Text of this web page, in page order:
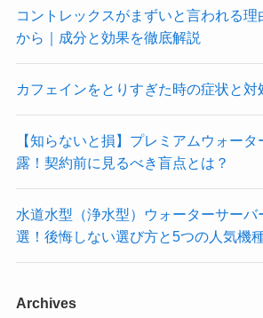
コントレックスがまずいと言われる
から｜成分と効果を徹底解説
カフェインをとりすぎた時の症状と対
【知らないと損】プレミアムウォー
露！契約前に見るべき盲点とは？
水道水型（浄水型）ウォーターサーバ
選！後悔しない選び方と5つの人気機
Archives